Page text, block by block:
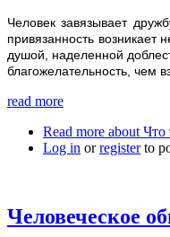
Человек завязывает
привязанность
душой, наделенной
благожелательность, чем
read more
Read more about Что
Log in orregisterto
Человеческое